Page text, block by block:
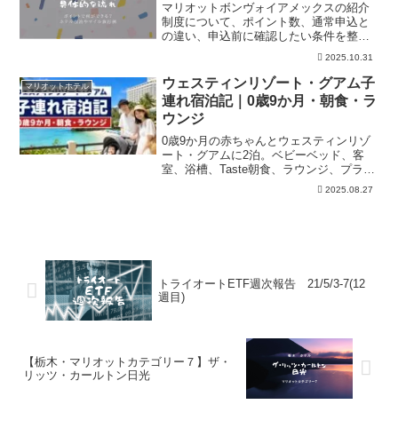
マリオットボンヴォイアメックスの紹介
制度について、ポイント数、通常申込と
の違い、申込前に確認したい条件を整
理。ホテル利用や旅行前に、紹介経由の
注意点まで落ち着いて見比べたい人向け
です。紹介条件は変更されることがある
ため、申込前に公式情報も確認しましょ
う。
2025.10.31
マリオットホテル
ウェスティンリゾート・グアム子
連れ宿泊記｜0歳9か月・朝食・ラ
ウンジ
0歳9か月の赤ちゃんとウェスティンリゾ
ート・グアムに2泊。ベビーベッド、客
室、浴槽、Taste朝食、ラウンジ、プラチ
ナ特典、プール、立地、駐車場と繁忙期
2025.08.27
トライオートETF週次報告 21/5/3-7(12
週目)
【栃木・マリオットカテゴリー７】ザ・
リッツ・カールトン日光